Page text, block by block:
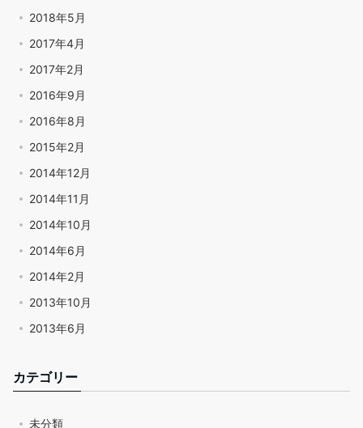
2018年5月
2017年4月
2017年2月
2016年9月
2016年8月
2015年2月
2014年12月
2014年11月
2014年10月
2014年6月
2014年2月
2013年10月
2013年6月
カテゴリー
未分類